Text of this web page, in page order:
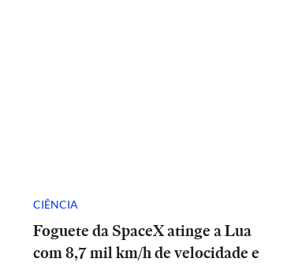
CIÊNCIA
Foguete da SpaceX atinge a Lua
com 8,7 mil km/h de velocidade e